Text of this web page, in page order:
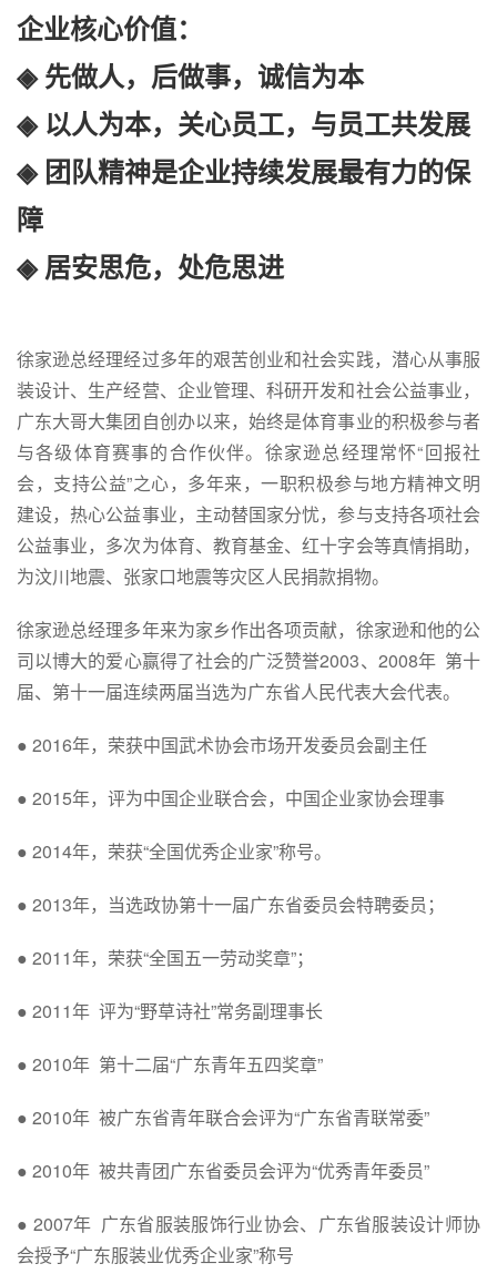
企业核心价值：
◈ 先做人，后做事，诚信为本
◈ 以人为本，关心员工，与员工共发展
◈ 团队精神是企业持续发展最有力的保
障
◈ 居安思危，处危思进
徐家逊总经理经过多年的艰苦创业和社会实践，潜心从事服
装设计、生产经营、企业管理、科研开发和社会公益事业，
广东大哥大集团自创办以来，始终是体育事业的积极参与者
与各级体育赛事的合作伙伴。徐家逊总经理常怀“回报社
会，支持公益”之心，多年来，一职积极参与地方精神文明
建设，热心公益事业，主动替国家分忧，参与支持各项社会
公益事业，多次为体育、教育基金、红十字会等真情捐助，
为汶川地震、张家口地震等灾区人民捐款捐物。
徐家逊总经理多年来为家乡作出各项贡献，徐家逊和他的公
司以博大的爱心赢得了社会的广泛赞誉2003、2008年 第十
届、第十一届连续两届当选为广东省人民代表大会代表。
● 2016年，荣获中国武术协会市场开发委员会副主任
● 2015年，评为中国企业联合会，中国企业家协会理事
● 2014年，荣获“全国优秀企业家”称号。
● 2013年，当选政协第十一届广东省委员会特聘委员；
● 2011年，荣获“全国五一劳动奖章”；
● 2011年 评为“野草诗社”常务副理事长
● 2010年 第十二届“广东青年五四奖章”
● 2010年 被广东省青年联合会评为“广东省青联常委”
● 2010年 被共青团广东省委员会评为“优秀青年委员”
● 2007年 广东省服装服饰行业协会、广东省服装设计师协
会授予“广东服装业优秀企业家”称号